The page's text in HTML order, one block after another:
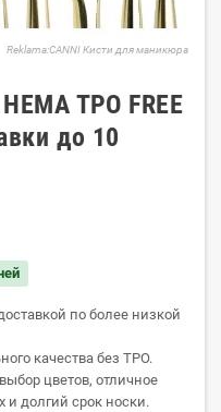
Reklama:CANNI Кисти для маникюра
TPO FREE
до 10
по более низкой
качества без TPO.
цветов, отличное
и долгий срок носки.